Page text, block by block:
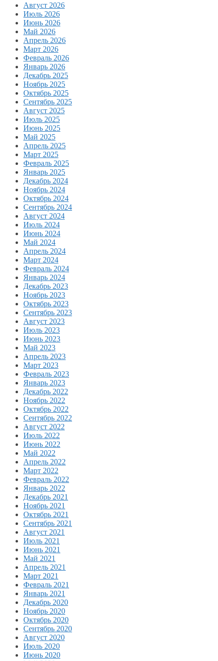
Август 2026
Июль 2026
Июнь 2026
Май 2026
Апрель 2026
Март 2026
Февраль 2026
Январь 2026
Декабрь 2025
Ноябрь 2025
Октябрь 2025
Сентябрь 2025
Август 2025
Июль 2025
Июнь 2025
Май 2025
Апрель 2025
Март 2025
Февраль 2025
Январь 2025
Декабрь 2024
Ноябрь 2024
Октябрь 2024
Сентябрь 2024
Август 2024
Июль 2024
Июнь 2024
Май 2024
Апрель 2024
Март 2024
Февраль 2024
Январь 2024
Декабрь 2023
Ноябрь 2023
Октябрь 2023
Сентябрь 2023
Август 2023
Июль 2023
Июнь 2023
Май 2023
Апрель 2023
Март 2023
Февраль 2023
Январь 2023
Декабрь 2022
Ноябрь 2022
Октябрь 2022
Сентябрь 2022
Август 2022
Июль 2022
Июнь 2022
Май 2022
Апрель 2022
Март 2022
Февраль 2022
Январь 2022
Декабрь 2021
Ноябрь 2021
Октябрь 2021
Сентябрь 2021
Август 2021
Июль 2021
Июнь 2021
Май 2021
Апрель 2021
Март 2021
Февраль 2021
Январь 2021
Декабрь 2020
Ноябрь 2020
Октябрь 2020
Сентябрь 2020
Август 2020
Июль 2020
Июнь 2020